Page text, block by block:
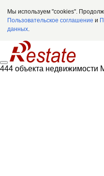
Мы используем "cookies".
Пользовательское соглашение и
данных.
444 объекта недвижимости